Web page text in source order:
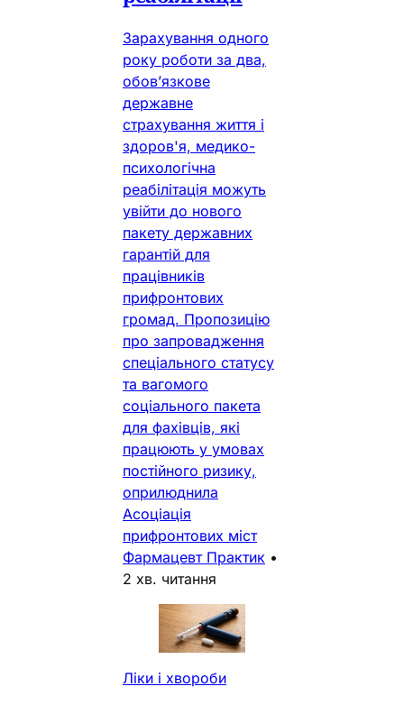
Зарахування одного
року роботи за два,
обов’язкове
державне
страхування життя і
здоров'я, медико-
психологічна
реабілітація можуть
увійти до нового
пакету державних
гарантій для
працівників
прифронтових
громад. Пропозицію
про запровадження
спеціального статусу
та вагомого
соціального пакета
для фахівців, які
працюють у умовах
постійного ризику,
оприлюднила
Асоціація
прифронтових міст
Фармацевт Практик •
2 хв. читання
Ліки і хвороби